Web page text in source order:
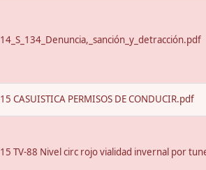
14_S_134_Denuncia,_sanción_y_detracción.pdf
15 CASUISTICA PERMISOS DE CONDUCIR.pdf
15 TV-88 Nivel circ rojo vialidad invernal por